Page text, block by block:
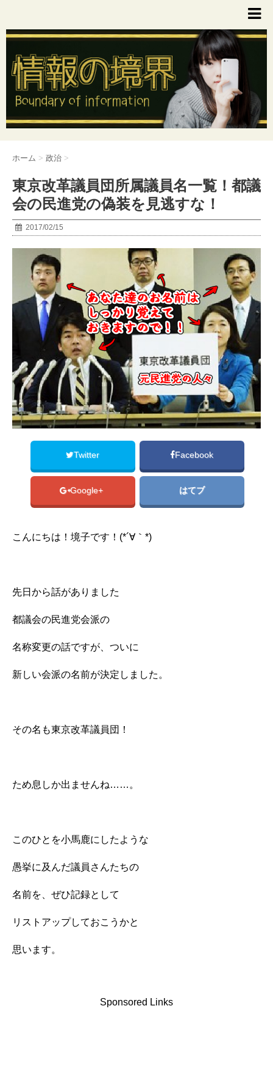
ホーム > 政治 >
東京改革議員団所属議員名一覧！都議
会の民進党の偽装を見逃すな！
2017/02/15
Twitter Facebook
Google+ はてブ
こんにちは！境子です！(*´∀｀*)
先日から話がありました
都議会の民進党会派の
名称変更の話ですが、ついに
新しい会派の名前が決定しました。
その名も東京改革議員団！
ため息しか出ませんね……。
このひとを小馬鹿にしたような
愚挙に及んだ議員さんたちの
名前を、ぜひ記録として
リストアップしておこうかと
思います。
Sponsored Links